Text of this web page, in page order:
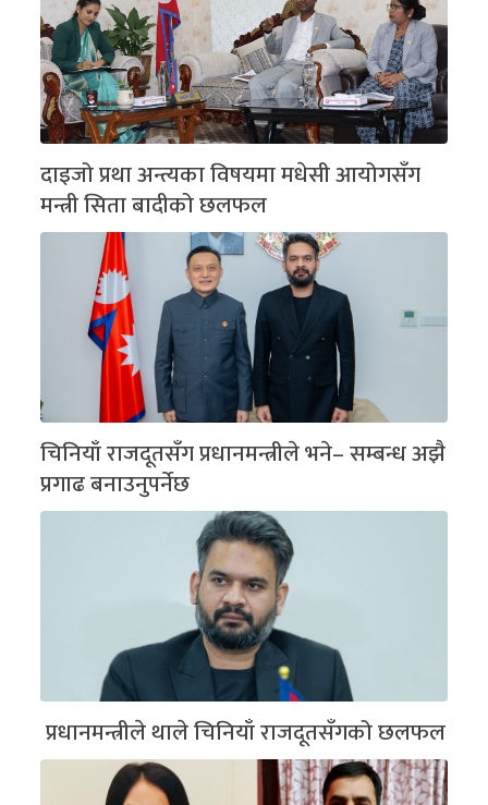
दाइजो प्रथा अन्त्यका विषयमा मधेसी आयोगसँग
मन्त्री सिता बादीको छलफल
चिनियाँ राजदूतसँग प्रधानमन्त्रीले भने– सम्बन्ध अझै
प्रगाढ बनाउनुपर्नेछ
प्रधानमन्त्रीले थाले चिनियाँ राजदूतसँगको छलफल